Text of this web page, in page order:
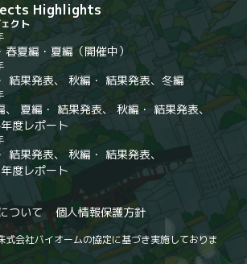
Highlights
クト
・ 春夏編 ・ 夏編 （開催中）
・ 結果発表、 秋編 ・ 結果発表、 冬編
、 夏編 ・ 結果発表、 秋編 ・ 結果発表、
度レポート
・ 結果発表、 秋編 ・ 結果発表、
度レポート
ついて 個人情報保護方針
式会社バイオームの協定に基づき実施しておりま